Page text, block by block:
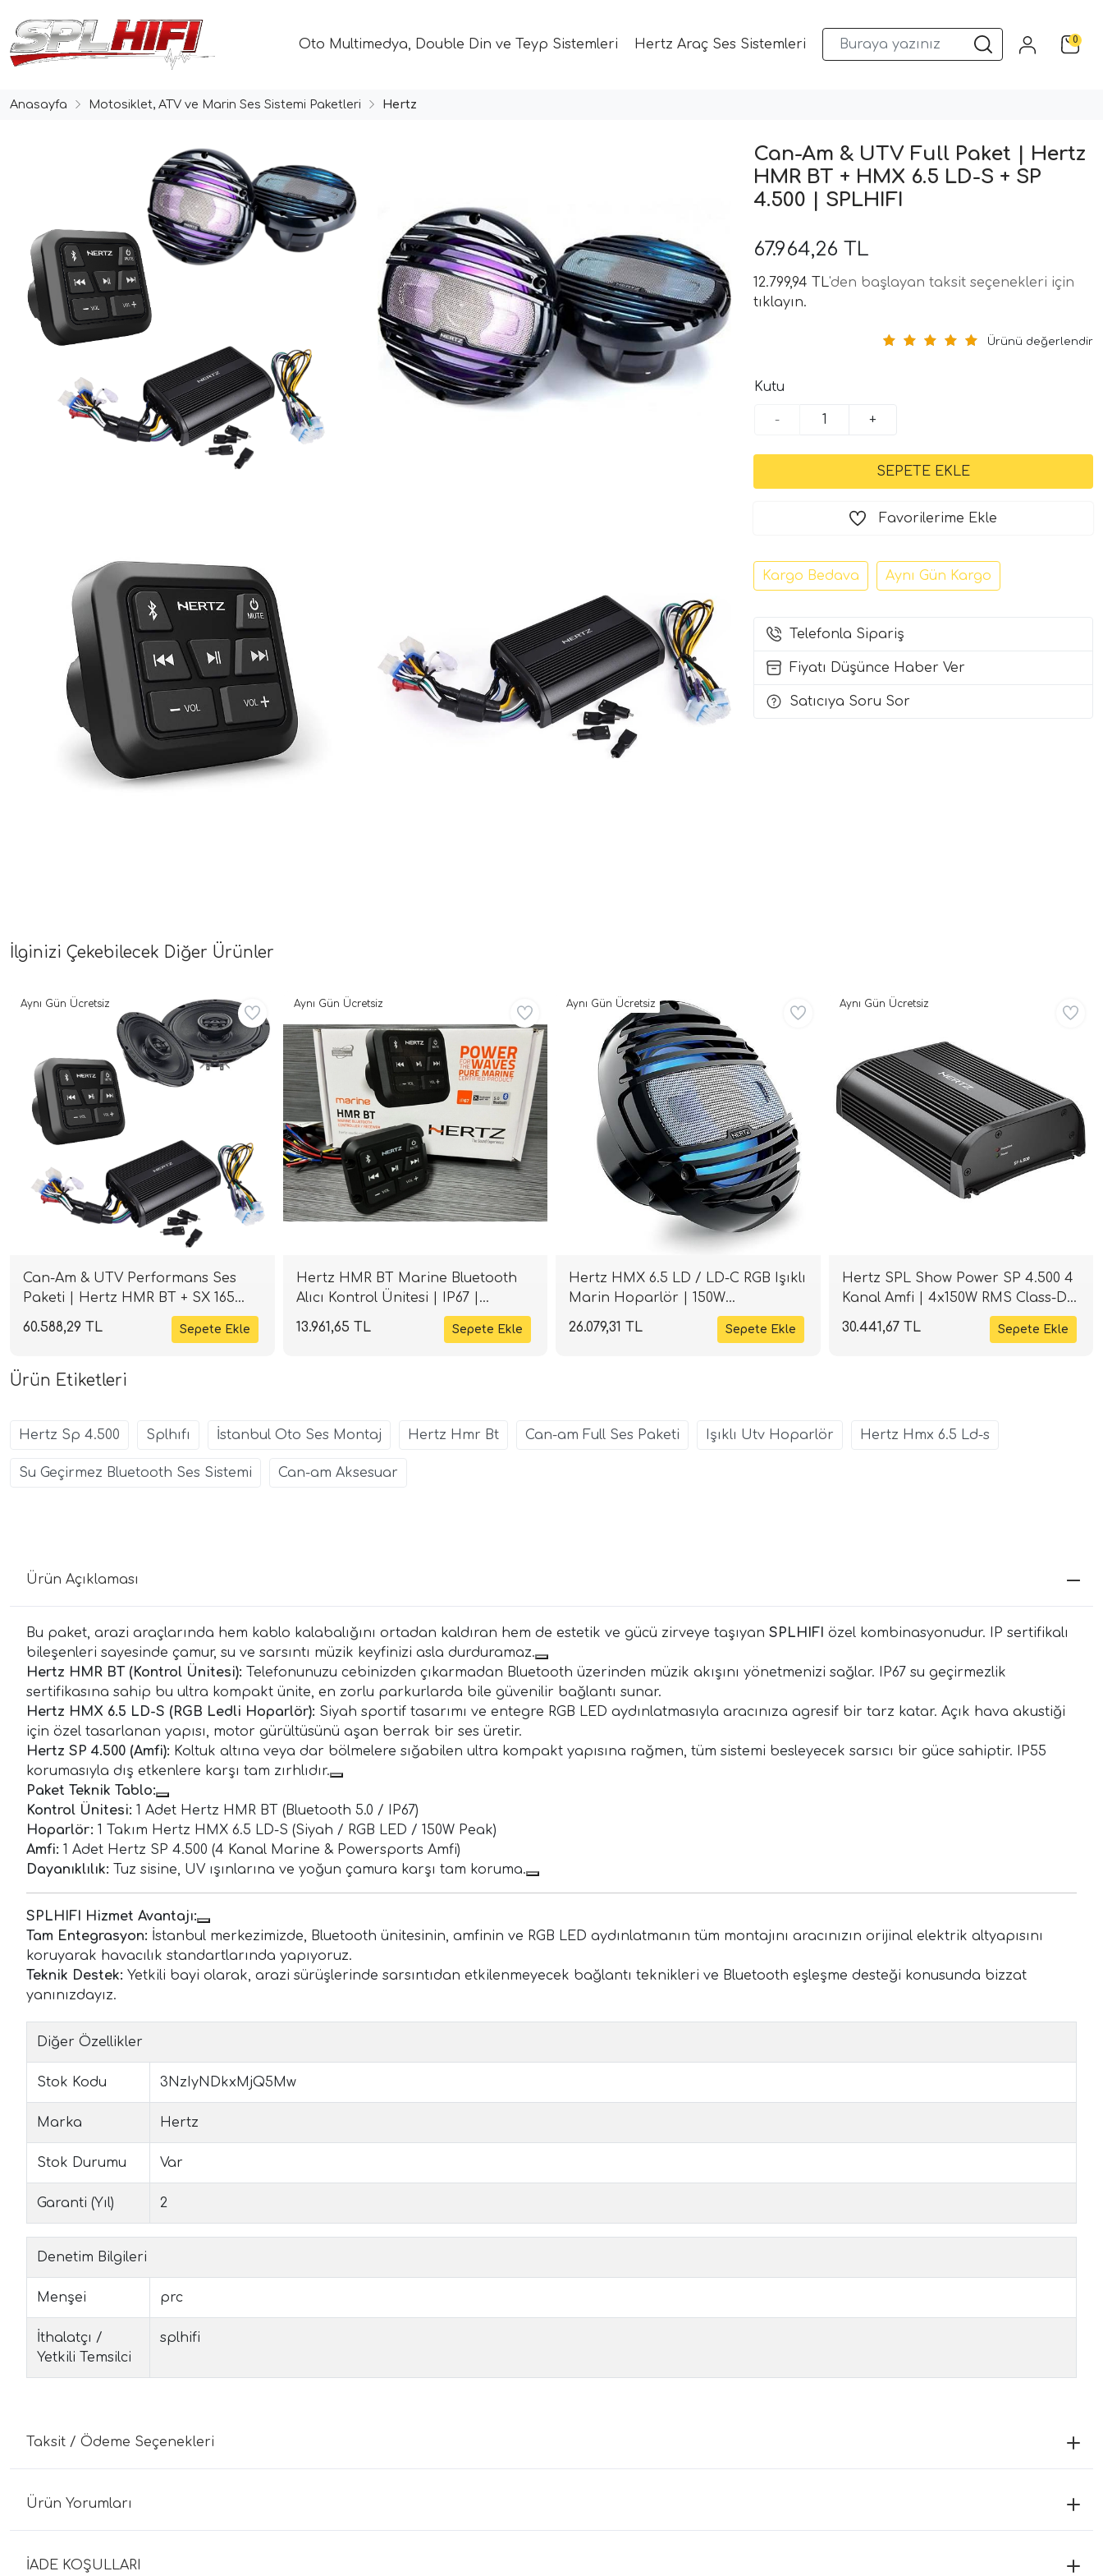
Oto Multimedya, Double Din ve Teyp Sistemleri Hertz Araç Ses Sistemleri Musway DSP ve Araç Ses Sistemleri 0
Anasayfa Motosiklet, ATV ve Marin Ses Sistemi Paketleri Hertz
Can-Am & UTV Full Paket | Hertz
HMR BT + HMX 6.5 LD-S + SP
4.500 | SPLHIFI
67.964,26 TL
12.799,94 TL'den başlayan taksit seçenekleri için
tıklayın.
Ürünü değerlendir
Kutu
- +
Favorilerime Ekle
Kargo Bedava Aynı Gün Kargo
Telefonla Sipariş
Fiyatı Düşünce Haber Ver
Satıcıya Soru Sor
İlginizi Çekebilecek Diğer Ürünler
Can-Am & UTV Performans Ses
Paketi | Hertz HMR BT + SX 165
NEO + SP 4.500 | SPLHIFI
60.588,29 TL
Aynı Gün Ücretsiz
Hertz HMR BT Marine Bluetooth
Alıcı Kontrol Ünitesi | IP67 |
SPLHIFI
13.961,65 TL
Aynı Gün Ücretsiz
Hertz HMX 6.5 LD / LD-C RGB Işıklı
Marin Hoparlör | 150W
Performans | SPLHIFI
26.079,31 TL
Aynı Gün Ücretsiz
Hertz SPL Show Power SP 4.500 4
Kanal Amfi | 4x150W RMS Class-D |
SPLHIFI
30.441,67 TL
Aynı Gün Ücretsiz
Ürün Etiketleri
Hertz Sp 4.500 Splhıfı İstanbul Oto Ses Montaj Hertz Hmr Bt Can-am Full Ses Paketi Işıklı Utv Hoparlör Hertz Hmx 6.5 Ld-s
Su Geçirmez Bluetooth Ses Sistemi Can-am Aksesuar
Ürün Açıklaması
Bu paket, arazi araçlarında hem kablo kalabalığını ortadan kaldıran hem de estetik ve gücü zirveye taşıyan SPLHIFI özel kombinasyonudur. IP sertifikalı
bileşenleri sayesinde çamur, su ve sarsıntı müzik keyfinizi asla durduramaz.
Hertz HMR BT (Kontrol Ünitesi): Telefonunuzu cebinizden çıkarmadan Bluetooth üzerinden müzik akışını yönetmenizi sağlar. IP67 su geçirmezlik
sertifikasına sahip bu ultra kompakt ünite, en zorlu parkurlarda bile güvenilir bağlantı sunar.
Hertz HMX 6.5 LD-S (RGB Ledli Hoparlör): Siyah sportif tasarımı ve entegre RGB LED aydınlatmasıyla aracınıza agresif bir tarz katar. Açık hava akustiği
için özel tasarlanan yapısı, motor gürültüsünü aşan berrak bir ses üretir.
Hertz SP 4.500 (Amfi): Koltuk altına veya dar bölmelere sığabilen ultra kompakt yapısına rağmen, tüm sistemi besleyecek sarsıcı bir güce sahiptir. IP55
korumasıyla dış etkenlere karşı tam zırhlıdır.
Paket Teknik Tablo:
Kontrol Ünitesi: 1 Adet Hertz HMR BT (Bluetooth 5.0 / IP67)
Hoparlör: 1 Takım Hertz HMX 6.5 LD-S (Siyah / RGB LED / 150W Peak)
Amfi: 1 Adet Hertz SP 4.500 (4 Kanal Marine & Powersports Amfi)
Dayanıklılık: Tuz sisine, UV ışınlarına ve yoğun çamura karşı tam koruma.
SPLHIFI Hizmet Avantajı:
Tam Entegrasyon: İstanbul merkezimizde, Bluetooth ünitesinin, amfinin ve RGB LED aydınlatmanın tüm montajını aracınızın orijinal elektrik altyapısını
koruyarak havacılık standartlarında yapıyoruz.
Teknik Destek: Yetkili bayi olarak, arazi sürüşlerinde sarsıntıdan etkilenmeyecek bağlantı teknikleri ve Bluetooth eşleşme desteği konusunda bizzat
yanınızdayız.
Diğer Özellikler
Stok Kodu 3NzIyNDkxMjQ5Mw
Marka Hertz
Stok Durumu Var
Garanti (Yıl) 2
Denetim Bilgileri
Menşei prc
İthalatçı /
Yetkili Temsilci
splhifi
Taksit / Ödeme Seçenekleri
Ürün Yorumları
İADE KOŞULLARI